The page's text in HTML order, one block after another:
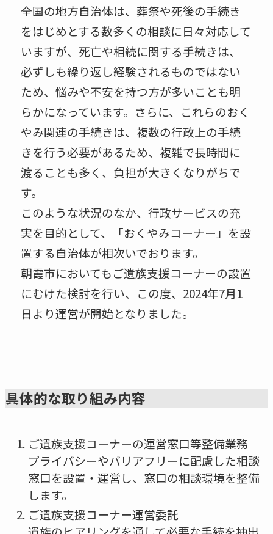
全国の地方自治体は、葬祭や死後の手続き
をはじめとする数多くの相談に日々対応して
いますが、死亡や相続に関する手続きは、
必ずしも繰り返し経験されるものではない
ため、悩みや不安を持つ方が多いことも明
らかになっています。さらに、これらのおく
やみ関連の手続きは、複数の行政上の手続
きを行う必要があるため、複雑で長時間に
渡ることも多く、負担が大きくなりがちで
す。
このような状況のなか、行政サービスの充
実を目的として、「おくやみコーナー」を設
置する自治体が相次いでおります。
朝霞市においてもご遺族支援コーナーの設置
にむけた検討を行い、この度、2024年7月1
日より運営が開始となりました。
具体的な取り組み内容
ご遺族支援コーナーの運営窓口等整備業務
プライバシーやバリアフリーに配慮した相談
窓口を設置・運営し、窓口の相談環境を整備
します。
ご遺族支援コーナー運営委託